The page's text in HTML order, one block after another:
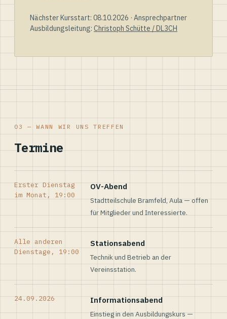
Nächster Kursstart: 08.10.2026 · Ansprechpartner
Ausbildungsleitung: Christoph Schütte / DL3CH
03 — WANN WIR UNS TREFFEN
Termine
Erster Dienstag
im Monat, 19:00
OV-Abend
Stadtteilschule Bramfeld, Aula — offen
für Mitglieder und Interessierte.
Alle anderen
Dienstage, 19:00
Stationsabend
Technik und Betrieb an der
Vereinsstation.
24.09.2026 Informationsabend
Einstieg in den Ausbildungskurs —